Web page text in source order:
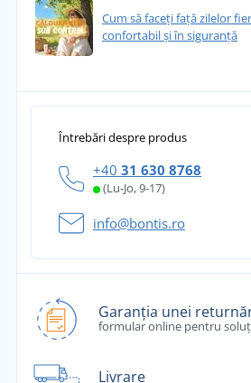
Cum să faceți față zilelor
confortabil și în siguranță
Întrebări despre produs
+40 31 630 8768
(Lu-Jo, 9-17)
info@bontis.ro
Garanția unei
formular online pentru
Livrare